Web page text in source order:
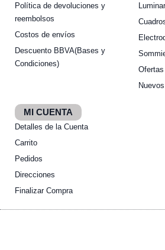
Política de devoluciones y
reembolsos
Costos de envíos
Descuento BBVA(Bases y
Condiciones)
Ofertas
MI CUENTA
Detalles de la Cuenta
Carrito
Pedidos
Direcciones
Finalizar Compra